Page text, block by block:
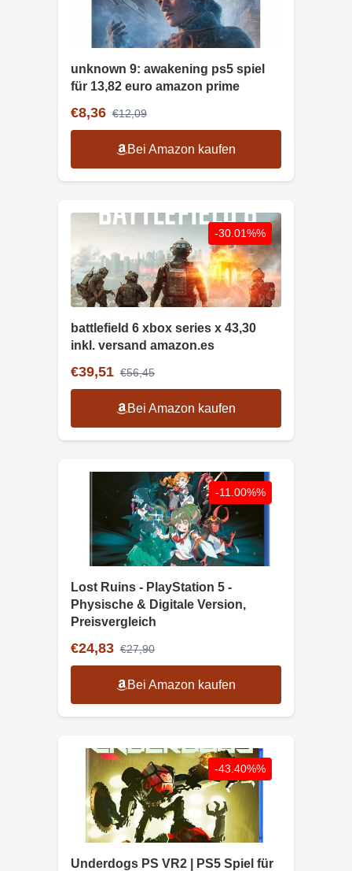
unknown 9: awakening ps5 spiel
für 13,82 euro amazon prime
€8,36 €12,09
Bei Amazon kaufen
-30.01%%
battlefield 6 xbox series x 43,30
inkl. versand amazon.es
€39,51 €56,45
Bei Amazon kaufen
-11.00%%
Lost Ruins - PlayStation 5 -
Physische & Digitale Version,
Preisvergleich
€24,83 €27,90
Bei Amazon kaufen
-43.40%%
Underdogs PS VR2 | PS5 Spiel für